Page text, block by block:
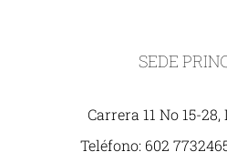
SEDE
Carrera 11 No 15-
Teléfono: 602